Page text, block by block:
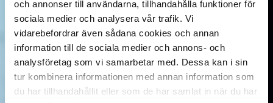
och annonser till användarna, tillhandahålla funktioner för
sociala medier och analysera vår trafik. Vi
vidarebefordrar även sådana cookies och annan
information till de sociala medier och annons- och
analysföretag som vi samarbetar med. Dessa kan i sin
tur kombinera informationen med annan information som
du har tillhandahållit eller som de har samlat in när du har